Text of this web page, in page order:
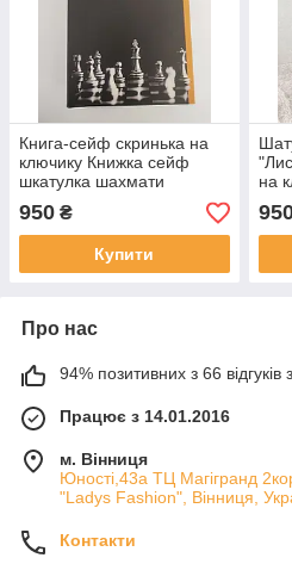
Книга-сейф скринька на
ключику Книжка сейф
шкатулка шахмати
стратегічна гра Подарунок
книга шкатулка
950 ₴
Купити
на
Про нас
94% позитивних з 66 відгуків
Працює з 14.01.2016
м. Вінниця
Юності,43а ТЦ Магігранд
"Ladys Fashion", Вінниця,
Контакти